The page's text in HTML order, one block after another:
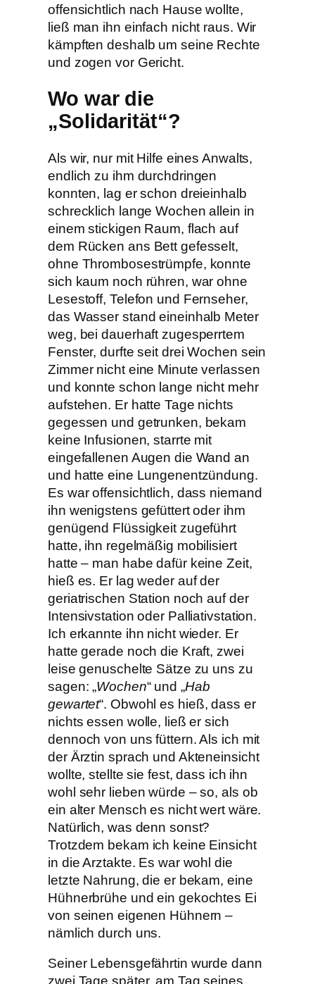
offensichtlich nach Hause wollte,
ließ man ihn einfach nicht raus. Wir
kämpften deshalb um seine Rechte
und zogen vor Gericht.
Wo war die
„Solidarität“?
Als wir, nur mit Hilfe eines Anwalts,
endlich zu ihm durchdringen
konnten, lag er schon dreieinhalb
schrecklich lange Wochen allein in
einem stickigen Raum, flach auf
dem Rücken ans Bett gefesselt,
ohne Thrombosestrümpfe, konnte
sich kaum noch rühren, war ohne
Lesestoff, Telefon und Fernseher,
das Wasser stand eineinhalb Meter
weg, bei dauerhaft zugesperrtem
Fenster, durfte seit drei Wochen sein
Zimmer nicht eine Minute verlassen
und konnte schon lange nicht mehr
aufstehen. Er hatte Tage nichts
gegessen und getrunken, bekam
keine Infusionen, starrte mit
eingefallenen Augen die Wand an
und hatte eine Lungenentzündung.
Es war offensichtlich, dass niemand
ihn wenigstens gefüttert oder ihm
genügend Flüssigkeit zugeführt
hatte, ihn regelmäßig mobilisiert
hatte – man habe dafür keine Zeit,
hieß es. Er lag weder auf der
geriatrischen Station noch auf der
Intensivstation oder Palliativstation.
Ich erkannte ihn nicht wieder. Er
hatte gerade noch die Kraft, zwei
leise genuschelte Sätze zu uns zu
sagen: „Wochen“ und „Hab
gewartet“. Obwohl es hieß, dass er
nichts essen wolle, ließ er sich
dennoch von uns füttern. Als ich mit
der Ärztin sprach und Akteneinsicht
wollte, stellte sie fest, dass ich ihn
wohl sehr lieben würde – so, als ob
ein alter Mensch es nicht wert wäre.
Natürlich, was denn sonst?
Trotzdem bekam ich keine Einsicht
in die Arztakte. Es war wohl die
letzte Nahrung, die er bekam, eine
Hühnerbrühe und ein gekochtes Ei
von seinen eigenen Hühnern –
nämlich durch uns.
Seiner Lebensgefährtin wurde dann